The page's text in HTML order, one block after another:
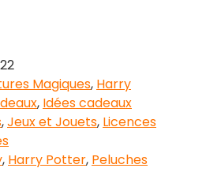
Magiques, Harry
, Idées cadeaux
,Jeux et Jouets, Licences
, Harry Potter, Peluches